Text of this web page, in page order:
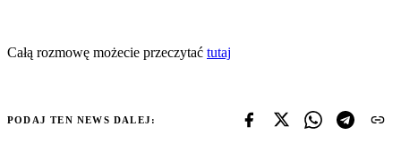
Całą rozmowę możecie przeczytać tutaj
PODAJ TEN NEWS DALEJ: